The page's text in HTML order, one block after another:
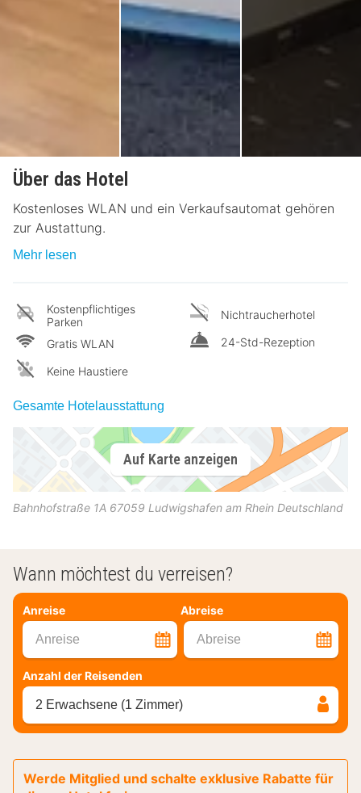
Über das Hotel
Kostenloses WLAN und ein Verkaufsautomat gehören
zur Austattung.
Mehr lesen
Kostenpflichtiges
Parken
Gratis WLAN
Keine Haustiere
Nichtraucherhotel
24-Std-Rezeption
Gesamte Hotelausstattung
Auf Karte anzeigen
Bahnhofstraße 1A 67059 Ludwigshafen am Rhein Deutschland
Wann möchtest du verreisen?
Anreise Abreise
Anreise Abreise
Anzahl der Reisenden
2 Erwachsene (1 Zimmer)
Werde Mitglied und schalte exklusive Rabatte für